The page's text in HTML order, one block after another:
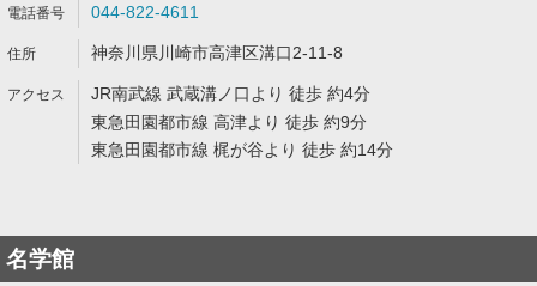
044-822-4611
神奈川県川崎市高津区溝口2-11-8
JR南武線 武蔵溝ノ口より 徒歩 約4分
東急田園都市線 高津より 徒歩 約9分
東急田園都市線 梶が谷より 徒歩 約14分
名学館